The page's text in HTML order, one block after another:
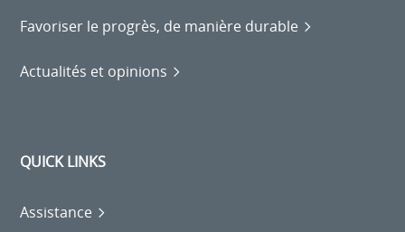
Favoriser le progrès, de manière durable
Actualités et opinions
QUICK LINKS
Assistance